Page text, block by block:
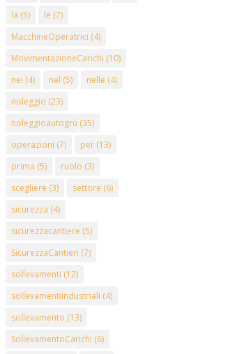
la (5) le (7)
MacchineOperatrici (4)
MovimentazioneCarichi (10)
nei (4) nel (5) nelle (4)
noleggio (23)
noleggioautogrù (35)
operazioni (7) per (13)
prima (5) ruolo (3)
scegliere (3) settore (6)
sicurezza (4)
sicurezzacantiere (5)
SicurezzaCantieri (7)
sollevamenti (12)
sollevamentiindustriali (4)
sollevamento (13)
SollevamentoCarichi (6)